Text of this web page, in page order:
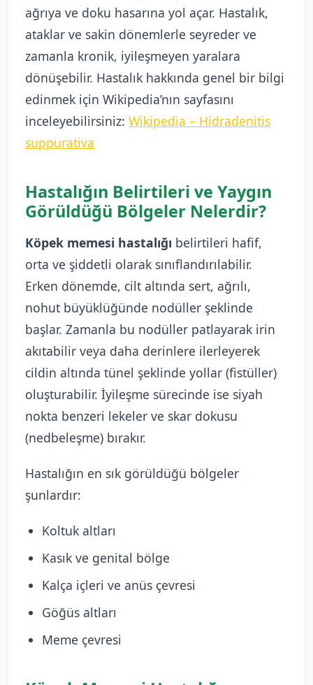
ağrıya ve doku hasarına yol açar. Hastalık,
ataklar ve sakin dönemlerle seyreder ve
zamanla kronik, iyileşmeyen yaralara
dönüşebilir. Hastalık hakkında genel bir bilgi
edinmek için Wikipedia’nın sayfasını
inceleyebilirsiniz: Wikipedia – Hidradenitis
suppurativa
Hastalığın Belirtileri ve Yaygın
Görüldüğü Bölgeler Nelerdir?
Köpek memesi hastalığı belirtileri hafif,
orta ve şiddetli olarak sınıflandırılabilir.
Erken dönemde, cilt altında sert, ağrılı,
nohut büyüklüğünde nodüller şeklinde
başlar. Zamanla bu nodüller patlayarak irin
akıtabilir veya daha derinlere ilerleyerek
cildin altında tünel şeklinde yollar (fistüller)
oluşturabilir. İyileşme sürecinde ise siyah
nokta benzeri lekeler ve skar dokusu
(nedbeleşme) bırakır.
Hastalığın en sık görüldüğü bölgeler
şunlardır:
Koltuk altları
Kasık ve genital bölge
Kalça içleri ve anüs çevresi
Göğüs altları
Meme çevresi